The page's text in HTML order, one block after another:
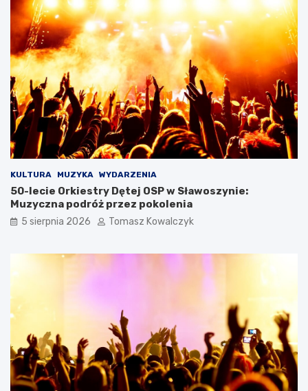
KULTURA MUZYKA WYDARZENIA
50-lecie Orkiestry Dętej OSP w Sławoszynie:
Muzyczna podróż przez pokolenia
5 sierpnia 2026 Tomasz Kowalczyk